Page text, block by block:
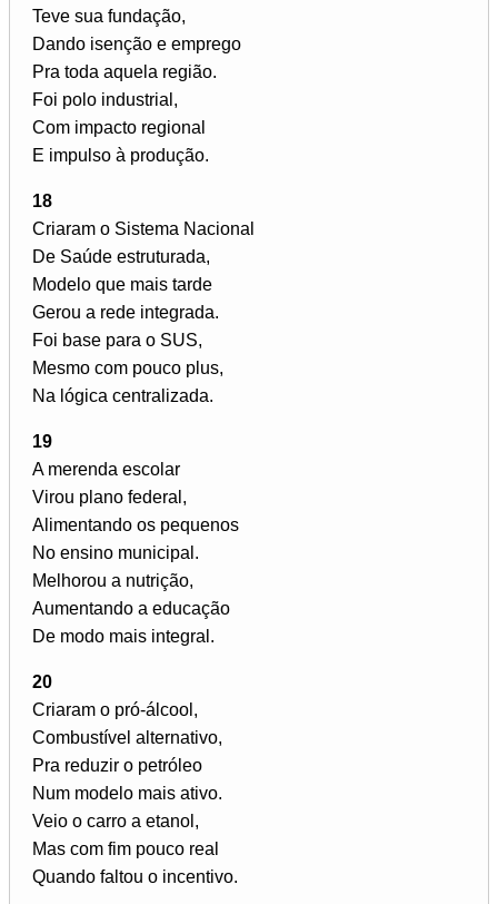
Teve sua fundação,
Dando isenção e emprego
Pra toda aquela região.
Foi polo industrial,
Com impacto regional
E impulso à produção.
18
Criaram o Sistema Nacional
De Saúde estruturada,
Modelo que mais tarde
Gerou a rede integrada.
Foi base para o SUS,
Mesmo com pouco plus,
Na lógica centralizada.
19
A merenda escolar
Virou plano federal,
Alimentando os pequenos
No ensino municipal.
Melhorou a nutrição,
Aumentando a educação
De modo mais integral.
20
Criaram o pró-álcool,
Combustível alternativo,
Pra reduzir o petróleo
Num modelo mais ativo.
Veio o carro a etanol,
Mas com fim pouco real
Quando faltou o incentivo.